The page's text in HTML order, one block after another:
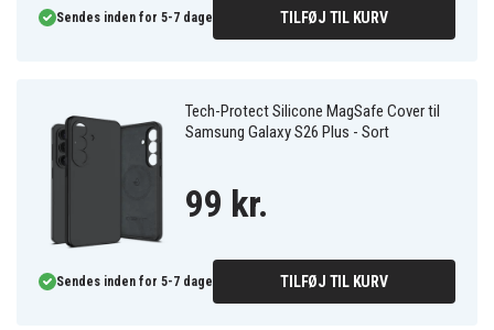
Sendes inden for 5-7 dage TILFØJ TIL KURV
Tech-Protect Silicone MagSafe Cover til
Samsung Galaxy S26 Plus - Sort
99 kr.
Sendes inden for 5-7 dage TILFØJ TIL KURV